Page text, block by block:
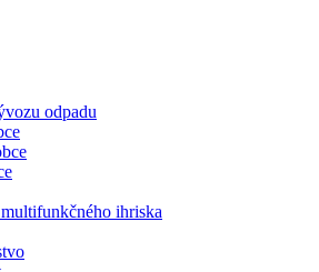
odpadu
ihriska